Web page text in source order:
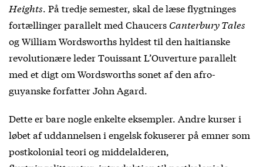
Heights. På tredje semester, skal de læse flygtninges
fortællinger parallelt med Chaucers Canterbury Tales
og William Wordsworths hyldest til den haitianske
revolutionære leder Touissant L’Ouverture parallelt
med et digt om Wordsworths sonet af den afro-
guyanske forfatter John Agard.
Dette er bare nogle enkelte eksempler. Andre kurser i
løbet af uddannelsen i engelsk fokuserer på emner som
postkolonial teori og middelalderen,